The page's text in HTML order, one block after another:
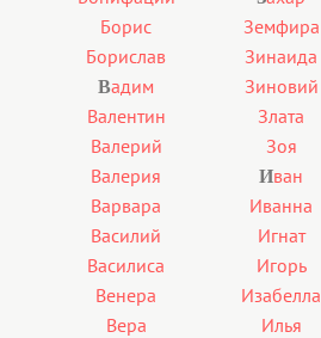
Борис
Борислав
Вадим
Валентин
Валерий
Валерия
Варвара
Василий
Василиса
Венера
Вера
Земфира
Зинаида
Зиновий
Злата
Зоя
Иван
Иванна
Игнат
Игорь
Изабелла
Илья